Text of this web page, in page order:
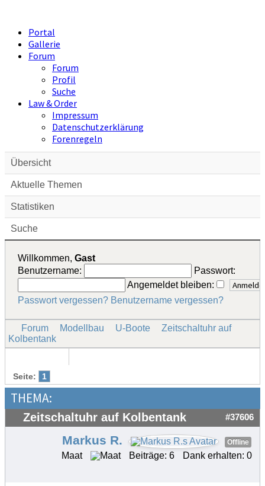
Portal
Gallerie
Forum
Forum
Profil
Suche
Law & Order
Impressum
Datenschutzerklärung
Forenregeln
Übersicht
Aktuelle Themen
Statistiken
Suche
Willkommen, Gast
Benutzername:
Passwort:
Angemeldet bleiben:
Passwort vergessen? Benutzername vergessen?
Forum Modellbau U-Boote
Zeitschaltuhr auf
Kolbentank
Seite: 1
THEMA:
Zeitschaltuhr auf Kolbentank #37606
Markus R. Offline
Maat Beiträge: 6 Dank erhalten: 0